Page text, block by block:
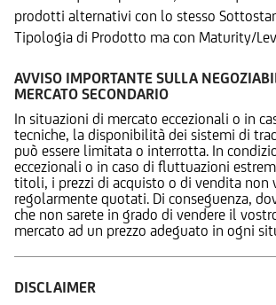
prodotti alternativi con lo stesso
Tipologia di Prodotto ma con Maturity/
AVVISO IMPORTANTE SULLA
MERCATO SECONDARIO
In situazioni di mercato eccezionali o in
tecniche, la disponibilità dei sistemi di
può essere limitata o interrotta. In
eccezionali o in caso di fluttuazioni
titoli, i prezzi di acquisto o di vendita non
regolarmente quotati. Di conseguenza,
che non sarete in grado di vendere il
mercato ad un prezzo adeguato in ogni
DISCLAIMER